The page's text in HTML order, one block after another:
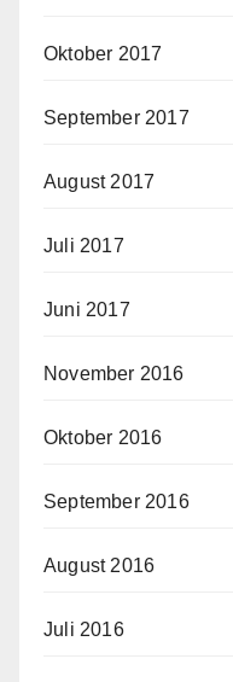
Oktober 2017
September 2017
August 2017
Juli 2017
Juni 2017
November 2016
Oktober 2016
September 2016
August 2016
Juli 2016